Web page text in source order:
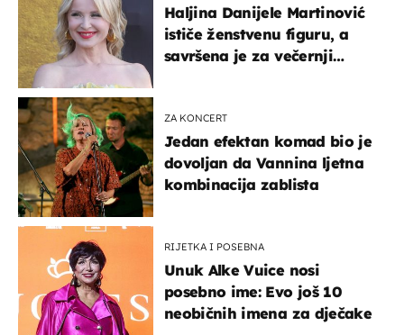
Haljina Danijele Martinović
ističe ženstvenu figuru, a
savršena je za večernji
ZA KONCERT
Jedan efektan komad bio je
dovoljan da Vannina ljetna
kombinacija zablista
RIJETKA I POSEBNA
Unuk Alke Vuice nosi
posebno ime: Evo još 10
neobičnih imena za dječake